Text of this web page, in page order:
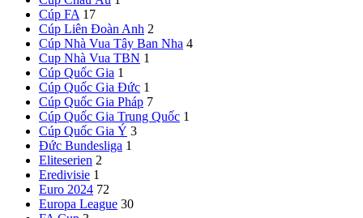
Cúp FA 17
Cúp Liên Đoàn Anh 2
Cúp Nhà Vua Tây Ban Nha 4
Cup Nhà Vua TBN 1
Cúp Quốc Gia 1
Cúp Quốc Gia Đức 1
Cúp Quốc Gia Pháp 7
Cúp Quốc Gia Trung Quốc 1
Cúp Quốc Gia Ý 3
Đức Bundesliga 1
Eliteserien 2
Eredivisie 1
Euro 2024 72
Europa League 30